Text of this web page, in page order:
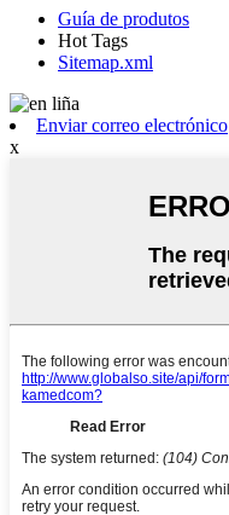
Guía de produtos
Hot Tags
Sitemap.xml
Enviar correo electrónico
x